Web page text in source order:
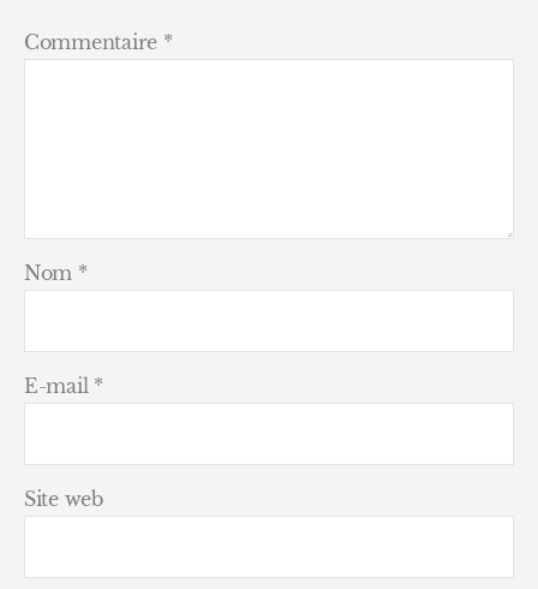
Commentaire *
Nom *
E-mail *
Site web